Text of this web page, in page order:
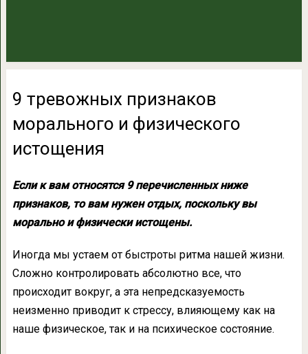
9 тревожных признаков
морального и физического
истощения
Если к вам относятся 9 перечисленных ниже
признаков, то вам нужен отдых, поскольку вы
морально и физически истощены.
Иногда мы устаем от быстроты ритма нашей жизни.
Сложно контролировать абсолютно все, что
происходит вокруг, а эта непредсказуемость
неизменно приводит к стрессу, влияющему как на
наше физическое, так и на психическое состояние.